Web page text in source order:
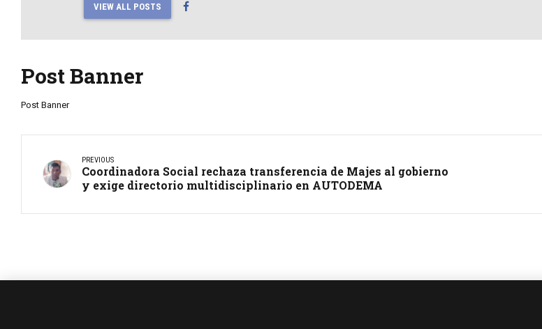
VIEW ALL POSTS
Post Banner
Post Banner
PREVIOUS
Coordinadora Social rechaza transferencia de Majes al gobierno
y exige directorio multidisciplinario en AUTODEMA